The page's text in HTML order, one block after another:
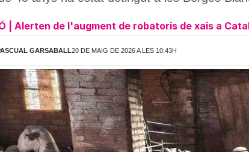
| Alerten de l'augment de robatoris de xais a
GARSABALL20 DE MAIG DE 2026 A LES 10:43H